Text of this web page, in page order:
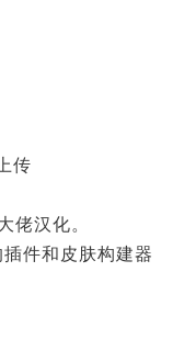
传
佬汉化。
件和皮肤构建器